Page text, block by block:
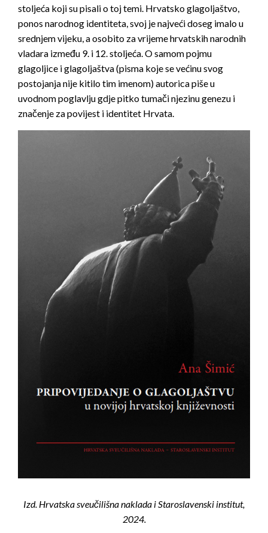
stoljeća koji su pisali o toj temi. Hrvatsko glagoljaštvo,
ponos narodnog identiteta, svoj je najveći doseg imalo u
srednjem vijeku, a osobito za vrijeme hrvatskih narodnih
vladara između 9. i 12. stoljeća. O samom pojmu
glagoljice i glagoljaštva (pisma koje se većinu svog
postojanja nije kitilo tim imenom) autorica piše u
uvodnom poglavlju gdje pitko tumači njezinu genezu i
značenje za povijest i identitet Hrvata.
Izd. Hrvatska sveučilišna naklada i Staroslavenski institut,
2024.